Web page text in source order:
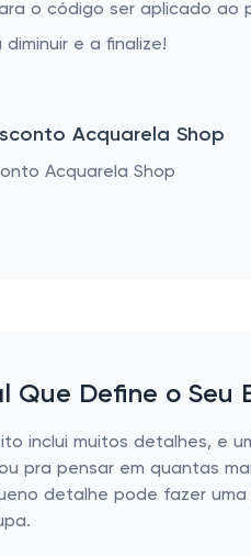
o código ser aplicado ao
e a finalize!
Acquarela Shop
Que Define o Seu
inclui muitos detalhes, e
pra pensar em quantas
detalhe pode fazer